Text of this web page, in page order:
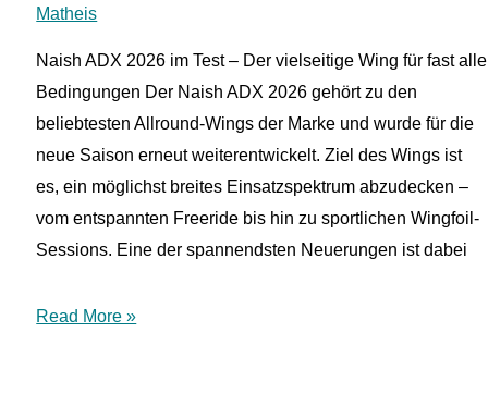
Matheis
Naish ADX 2026 im Test – Der vielseitige Wing für fast alle
Bedingungen Der Naish ADX 2026 gehört zu den
beliebtesten Allround-Wings der Marke und wurde für die
neue Saison erneut weiterentwickelt. Ziel des Wings ist
es, ein möglichst breites Einsatzspektrum abzudecken –
vom entspannten Freeride bis hin zu sportlichen Wingfoil-
Sessions. Eine der spannendsten Neuerungen ist dabei
Naish
Read More »